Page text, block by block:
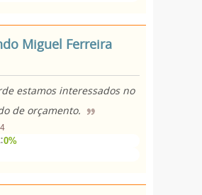
Miguel Ferreira
estamos interessados no
de orçamento.
0%